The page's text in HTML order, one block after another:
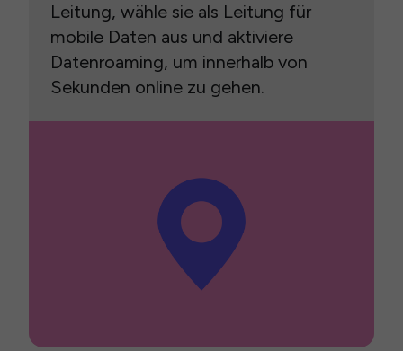
Leitung, wähle sie als Leitung für
mobile Daten aus und aktiviere
Datenroaming, um innerhalb von
Sekunden online zu gehen.